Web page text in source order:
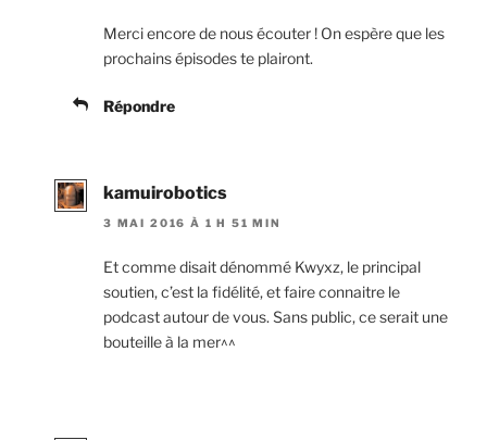
Merci encore de nous écouter ! On espère que les
prochains épisodes te plairont.
Répondre
kamuirobotics
3 MAI 2016 À 1 H 51 MIN
Et comme disait dénommé Kwyxz, le principal
soutien, c’est la fidélité, et faire connaitre le
podcast autour de vous. Sans public, ce serait une
bouteille à la mer^^